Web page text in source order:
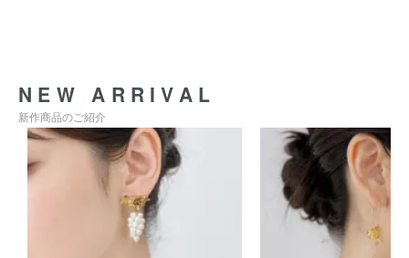
NEW ARRIVAL
新作商品のご紹介